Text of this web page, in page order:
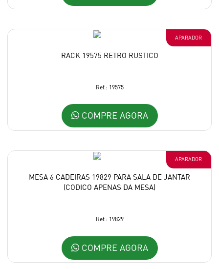
APARADOR
RACK 19575 RETRO RUSTICO
Ref.: 19575
COMPRE AGORA
APARADOR
MESA 6 CADEIRAS 19829 PARA SALA DE JANTAR
(CODICO APENAS DA MESA)
Ref.: 19829
COMPRE AGORA